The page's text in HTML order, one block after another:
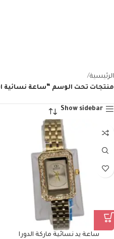
الرئيسية
منتجات تحت الوسم “ساعة نسائية
Show sidebar
ساعة يد نسائية ماركة الدورا